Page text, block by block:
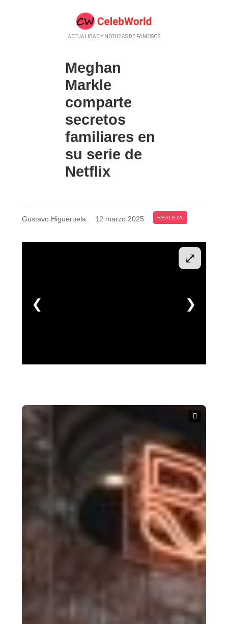
ACTUALIDAD Y NOTICIAS DE FAMOSOS
Meghan
Markle
comparte
secretos
familiares en
su serie de
Netflix
Gustavo Higueruela 12 marzo 2025 REALEZA
❮ ❯
⤢